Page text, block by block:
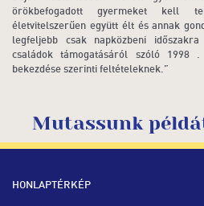
örökbefogadott gyermeket kell
életvitelszerűen együtt élt és annak
legfeljebb csak napközbeni
családok támogatásáról szóló 1998
bekezdése szerinti feltételeknek.”
Mutassunk
HONLAPTÉRKÉP